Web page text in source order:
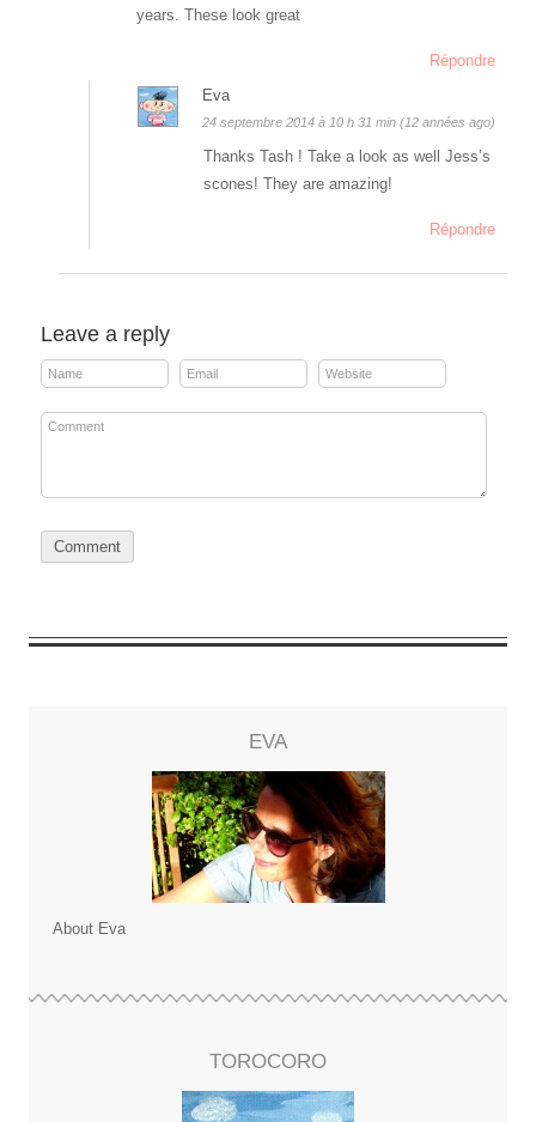
years. These look great
Répondre
Eva
24 septembre 2014 à 10 h 31 min (12 années ago)
Thanks Tash ! Take a look as well Jess’s
scones! They are amazing!
Répondre
Leave a reply
EVA
About Eva
TOROCORO